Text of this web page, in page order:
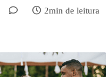
2min de leitura